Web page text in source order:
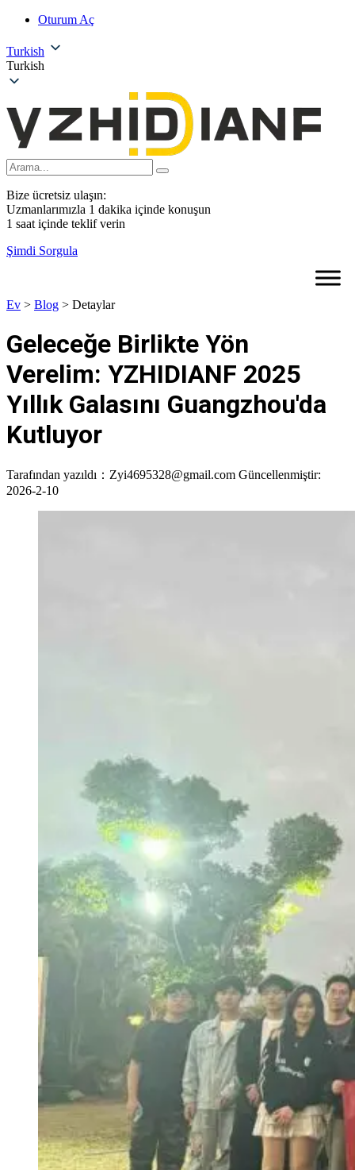
Oturum Aç
Turkish
Turkish
Bize ücretsiz ulaşın:
Uzmanlarımızla 1 dakika içinde konuşun
1 saat içinde teklif verin
Şimdi Sorgula
Ev > Blog > Detaylar
Geleceğe Birlikte Yön
Verelim: YZHIDIANF 2025
Yıllık Galasını Guangzhou'da
Kutluyor
Tarafından yazıldı：Zyi4695328@gmail.com Güncellenmiştir:
2026-2-10